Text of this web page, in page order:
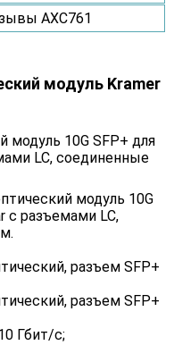
AXC761
модуль Kramer
10G SFP+ для
LC, соединенные
модуль 10G
с разъемами LC,
разъем SFP+
разъем SFP+
Гбит/с;